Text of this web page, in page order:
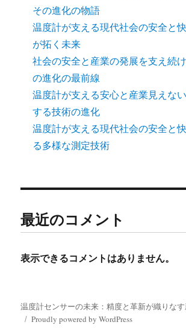
その進化の物語
温度計が支える現代社会の安全と
が拓く未来
社会の安全と産業の発展を支え続
の進化の最前線
温度計が支える安心と産業見えな
する技術の進化
温度計が支える現代社会の安全と
る多様な測定技術
最近のコメント
表示できるコメントはありません。
温度計センサーの未来：精度と革新が織りな
Proudly powered by WordPress